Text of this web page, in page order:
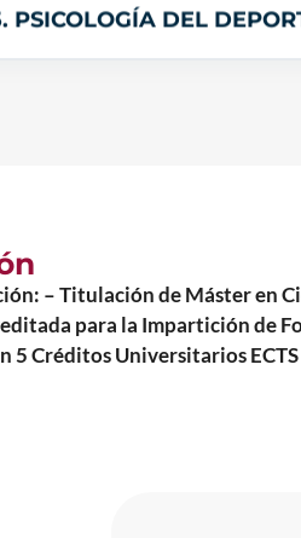
PSICOLOGÍA DEL
– Titulación de Máster en
para la Impartición de
5 Créditos Universitarios